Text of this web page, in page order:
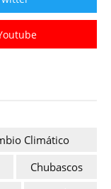
Climático
Chubascos